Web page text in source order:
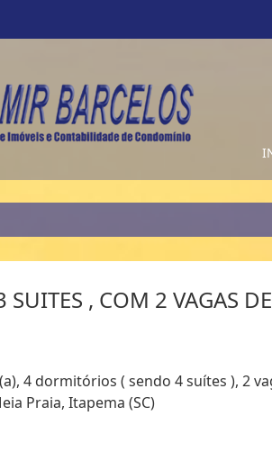
SUITES , COM 2 VAGAS DE
4 dormitórios ( sendo 4 suítes ), 2
Praia, Itapema (SC)